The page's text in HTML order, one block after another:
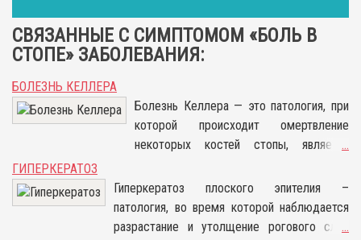
СВЯЗАННЫЕ С СИМПТОМОМ «БОЛЬ В
СТОПЕ» ЗАБОЛЕВАНИЯ:
БОЛЕЗНЬ КЕЛЛЕРА
Болезнь Келлера — это патология, при
которой происходит омертвление
некоторых костей стопы, является
остеохондропатии. Патологический
процесс чаще всего поражает
ладьевидную кость и плюсневые кости,
...
ГИПЕРКЕРАТОЗ
Гиперкератоз плоского эпителия –
патология, во время которой наблюдается
разрастание и утолщение рогового слоя
...